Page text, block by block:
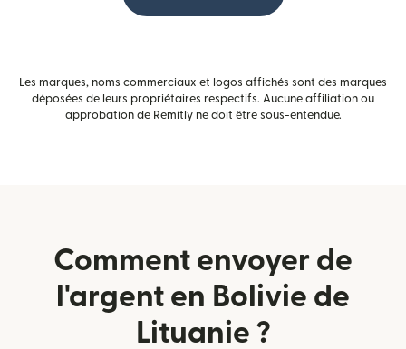
Les marques, noms commerciaux et logos affichés sont des marques
déposées de leurs propriétaires respectifs. Aucune affiliation ou
approbation de Remitly ne doit être sous-entendue.
Comment envoyer de
l'argent en Bolivie de
Lituanie ?